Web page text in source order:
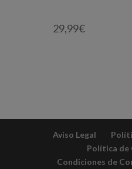
29,99€
Aviso Legal
Política de
Condiciones de